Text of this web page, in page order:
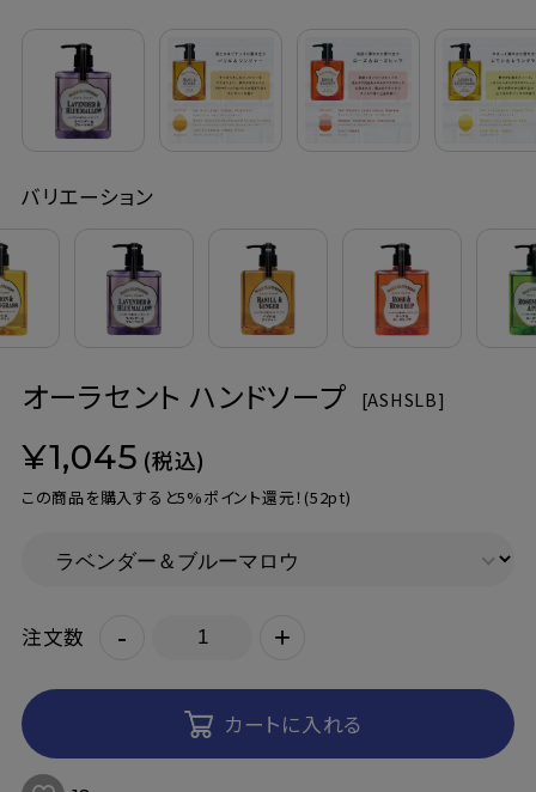
ご利用案内
よくあるご質問
会員登録でお得
NEWS一覧
利用規約
バリエーション
オーラセント ハンドソープ [ASHSLB]
¥1,045 (税込)
この商品を購入すると5%ポイント還元！ (52pt)
注文数 - +
カートに入れる